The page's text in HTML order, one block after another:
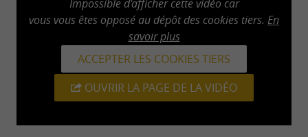
parcours libre et documenté. Lesvisites
guidéessont également possibles sur
réservation, pour ceux qui souhaitent en savoir
plus sur l’histoire et la richesse botanique du
Pause nature et pique-nique en famille
Impossible d'afficher cette vidéo car
vous vous êtes opposé au dépôt des cookies tiers. En
savoir plus
ACCEPTER LES COOKIES TIERS
OUVRIR LA PAGE DE LA VIDÉO